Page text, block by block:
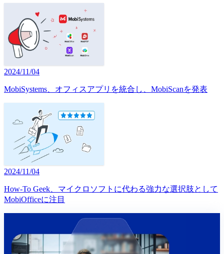
2024/11/04
MobiSystems、オフィスアプリを統合し、MobiScanを発表
2024/11/04
How-To Geek、マイクロソフトに代わる強力な選択肢として
MobiOfficeに注目